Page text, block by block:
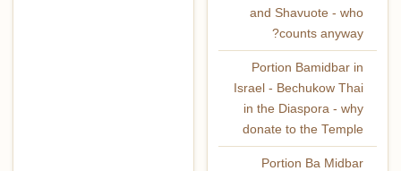
and Shavuote - who
counts anyway?
Portion Bamidbar in
Israel - Bechukow Thai
in the Diaspora - why
donate to the Temple
Portion Ba Midbar